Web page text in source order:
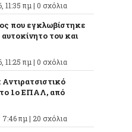
11:35 πμ | 0 σχόλια
που εγκλωβίστηκε
του και
11:25 πμ | 0 σχόλια
1ο ΕΠΑΛ, από
7:46 πμ | 20 σχόλια